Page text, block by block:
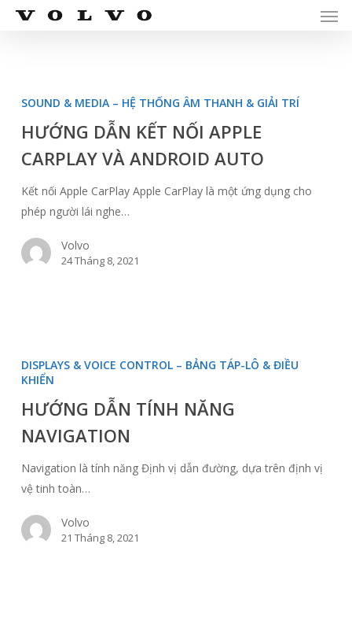
Skip
NỐI
APPLE
VÀ
ANDROID
AUTO
SOUND & MEDIA – HỆ THỐNG ÂM THANH & GIẢI TRÍ
HƯỚNG DẪN KẾT NỐI APPLE
CARPLAY VÀ ANDROID AUTO
Kết nối Apple CarPlay Apple CarPlay là một ứng dụng cho
phép người lái nghe…
Volvo
24 Tháng 8, 2021
DẪN
TÍNH
NĂNG
NAVIGATION
DISPLAYS & VOICE CONTROL – BẢNG TÁP-LÔ & ĐIỀU
KHIỂN
HƯỚNG DẪN TÍNH NĂNG
NAVIGATION
Navigation là tính năng Định vị dẫn đường, dựa trên định vị
vệ tinh toàn…
Volvo
21 Tháng 8, 2021
Menu